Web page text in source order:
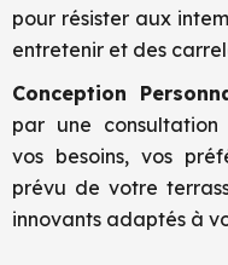
pour résister aux
entretenir et des
Conception
par une
vos besoins, vos
prévu de votre
innovants adaptés à